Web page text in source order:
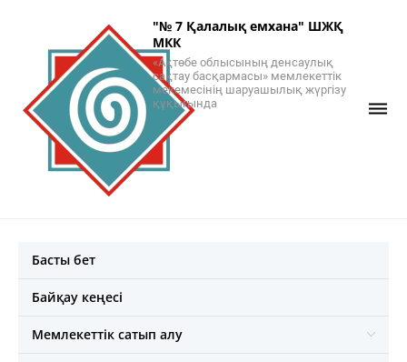
"№ 7 Қалалық емхана" ШЖҚ
МКК
«Ақтөбе облысының денсаулық
сақтау басқармасы» мемлекеттік
мекемесінің шаруашылық жүргізу
құқығында
Басты бет
Байқау кеңесі
Мемлекеттік сатып алу